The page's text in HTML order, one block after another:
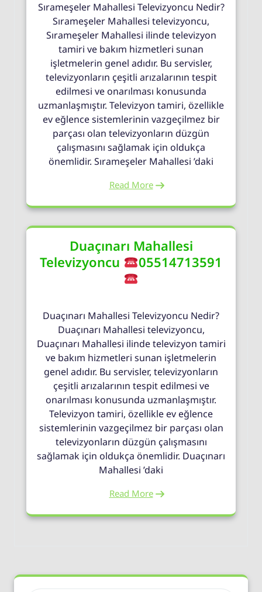
Sırameşeler Mahallesi Televizyoncu Nedir?
Sırameşeler Mahallesi televizyoncu,
Sırameşeler Mahallesi ilinde televizyon
tamiri ve bakım hizmetleri sunan
işletmelerin genel adıdır. Bu servisler,
televizyonların çeşitli arızalarının tespit
edilmesi ve onarılması konusunda
uzmanlaşmıştır. Televizyon tamiri, özellikle
ev eğlence sistemlerinin vazgeçilmez bir
parçası olan televizyonların düzgün
çalışmasını sağlamak için oldukça
önemlidir. Sırameşeler Mahallesi ’daki
Read More
Duaçınarı Mahallesi
Televizyoncu
05514713591
Duaçınarı Mahallesi Televizyoncu Nedir?
Duaçınarı Mahallesi televizyoncu,
Duaçınarı Mahallesi ilinde televizyon tamiri
ve bakım hizmetleri sunan işletmelerin
genel adıdır. Bu servisler, televizyonların
çeşitli arızalarının tespit edilmesi ve
onarılması konusunda uzmanlaşmıştır.
Televizyon tamiri, özellikle ev eğlence
sistemlerinin vazgeçilmez bir parçası olan
televizyonların düzgün çalışmasını
sağlamak için oldukça önemlidir. Duaçınarı
Mahallesi ’daki
Read More